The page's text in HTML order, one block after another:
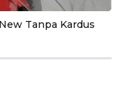
Tanpa Kardus